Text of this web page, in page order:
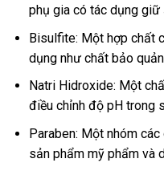
phụ gia có tác dụng giữ
Bisulfite: Một hợp chất
dụng như chất bảo
Natri Hidroxide: Một
điều chỉnh độ pH trong
Paraben: Một nhóm
sản phẩm mỹ phẩm và